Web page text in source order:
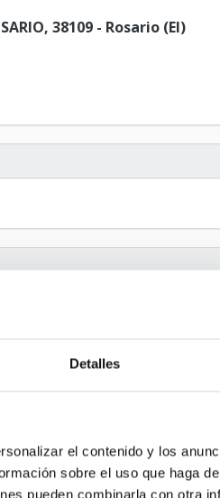
Detalles
el contenido y los
sobre el uso que haga
pueden combinarla con otra
38109 - Rosario (El)
Garachico
Guancha (La)